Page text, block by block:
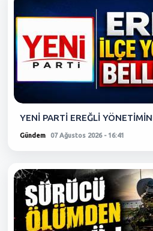
YENİ PARTİ EREĞLİ
Gündem 07 Ağustos 2026 - 16:41